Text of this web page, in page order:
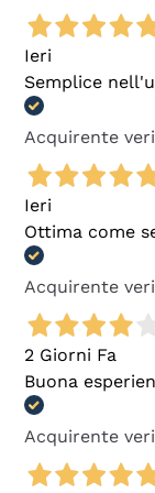
Ieri
Semplice
Acquirente
Ieri
Ottima come
Acquirente
2 Giorni Fa
Buona
Acquirente